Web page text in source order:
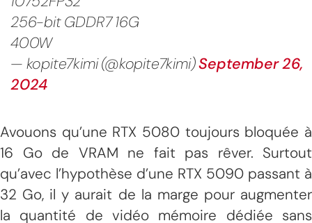
256-bit GDDR7 16G
400W
— kopite7kimi (@kopite7kimi)September 26,
2024
Avouons qu’une RTX 5080 toujours bloquée à
16 Go de VRAM ne fait pas rêver. Surtout
qu’avec l’hypothèse d’une RTX 5090 passant à
32 Go, il y aurait de la marge pour augmenter
la quantité de vidéo mémoire dédiée sans